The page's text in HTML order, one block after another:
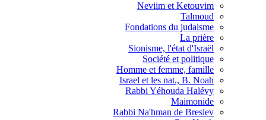
Neviim et Ketouvim
Talmoud
Fondations du judaisme
La prière
Sionisme, l'état d'Israël
Société et politique
Homme et femme, famille
Israel et les nat., B. Noah
Rabbi Yéhouda Halévy
Maimonide
Rabbi Na'hman de Breslev